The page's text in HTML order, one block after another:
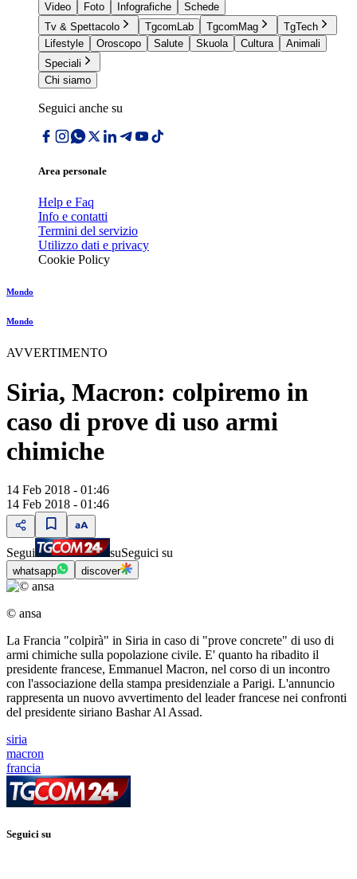
Video
Foto Infografiche
Schede
Tv & Spettacolo
TgcomLab TgcomMag
TgTech
Lifestyle
Oroscopo Salute Skuola Cultura
Animali
Speciali
Chi siamo
Seguici anche su
Area personale
Help e Faq
Info e contatti
Termini del servizio
Utilizzo dati e privacy
Cookie Policy
Mondo
Mondo
AVVERTIMENTO
Siria, Macron: colpiremo in
caso di prove di uso armi
chimiche
14 Feb 2018 - 01:46
14 Feb 2018 - 01:46
Segui suSeguici su
whatsapp discover
© ansa
La Francia "colpirà" in Siria in caso di "prove concrete" di uso di
armi chimiche sulla popolazione civile. E' quanto ha ribadito il
presidente francese, Emmanuel Macron, nel corso di un incontro
con l'associazione della stampa presidenziale a Parigi. L'annuncio
rappresenta un nuovo avvertimento del leader francese nei confronti
del presidente siriano Bashar Al Assad.
siria
macron
francia
Seguici su